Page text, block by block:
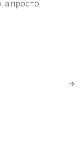
а просто
→